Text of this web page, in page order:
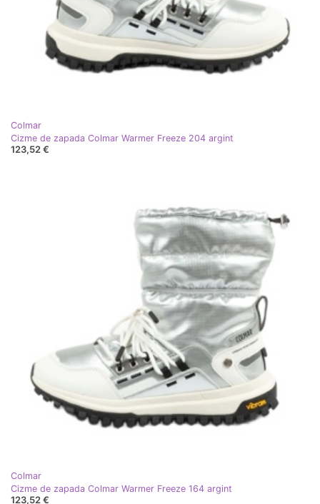
Colmar
Cizme de zapada Colmar Warmer Freeze 204 argint
123,52 €
Colmar
Cizme de zapada Colmar Warmer Freeze 164 argint
123,52 €